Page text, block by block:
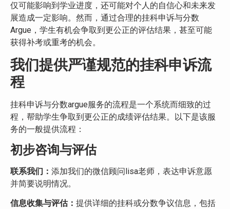
仅可能影响到学业进度，还可能对个人的自信心和未来发
展造成一定影响。然而，通过合理的挂科申诉与分数
Argue，学生有机会争取到更公正的评估结果，甚至可能
获得补考或重考的机会。
我们提供严谨规范的挂科申诉流
程
挂科申诉与分数argue服务的流程是一个系统而细致的过
程，帮助学生争取到更公正的成绩评估结果。以下是该服
务的一般提供流程：
初步咨询与评估
联系我们 ： 添加我们的微信顾问lisa老师，表达申诉意愿
并简要说明情况。
信息收集与评估： 提供详细的挂科或分数争议信息，包括